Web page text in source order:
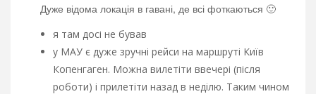
Дуже відома локація в гавані, де всі фоткаються 🙂
я там досі не бував
у МАУ є дуже зручні рейси на маршруті Київ
Копенгаген. Можна вилетіти ввечері (після
роботи) і прилетіти назад в неділю. Таким чином